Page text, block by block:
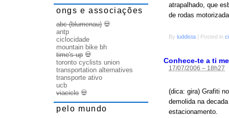
atrapalhado, que
de rodas
By luddista Posted in
Conhece-te a ti
17/07/2006 – 18h27
(dica: gira) Grafiti
demolida na
estacionamento.
ongs e associações
abc (blumenau) 💀
antp
ciclocidade
mountain bike bh
time's up 💀
toronto cyclists union
transportation alternatives
transporte ativo
ucb
viaciclo 💀
pelo mundo